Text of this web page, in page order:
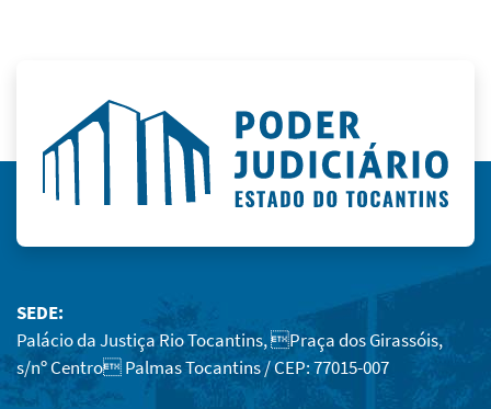
SEDE:
Palácio da Justiça Rio Tocantins, Praça dos Girassóis,
s/nº Centro Palmas Tocantins / CEP: 77015-007